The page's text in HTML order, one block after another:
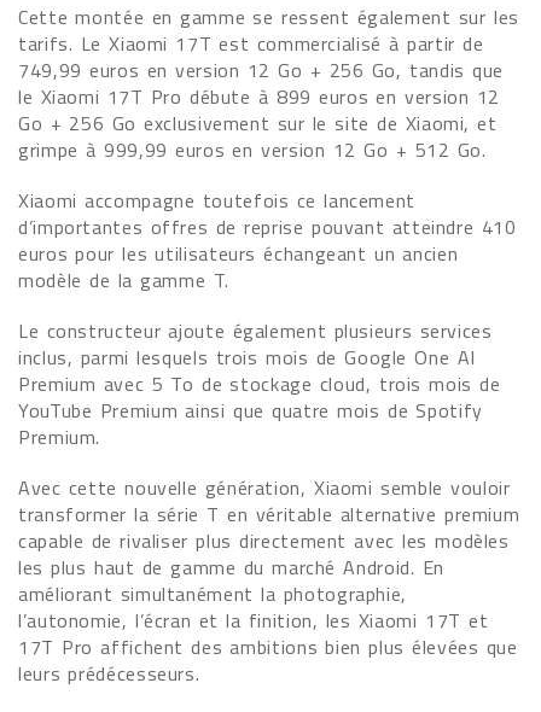
Cette montée en gamme se ressent également sur les
tarifs. Le Xiaomi 17T est commercialisé à partir de
749,99 euros en version 12 Go + 256 Go, tandis que
le Xiaomi 17T Pro débute à 899 euros en version 12
Go + 256 Go exclusivement sur le site de Xiaomi, et
grimpe à 999,99 euros en version 12 Go + 512 Go.
Xiaomi accompagne toutefois ce lancement
d’importantes offres de reprise pouvant atteindre 410
euros pour les utilisateurs échangeant un ancien
modèle de la gamme T.
Le constructeur ajoute également plusieurs services
inclus, parmi lesquels trois mois de Google One AI
Premium avec 5 To de stockage cloud, trois mois de
YouTube Premium ainsi que quatre mois de Spotify
Premium.
Avec cette nouvelle génération, Xiaomi semble vouloir
transformer la série T en véritable alternative premium
capable de rivaliser plus directement avec les modèles
les plus haut de gamme du marché Android. En
améliorant simultanément la photographie,
l’autonomie, l’écran et la finition, les Xiaomi 17T et
17T Pro affichent des ambitions bien plus élevées que
leurs prédécesseurs.